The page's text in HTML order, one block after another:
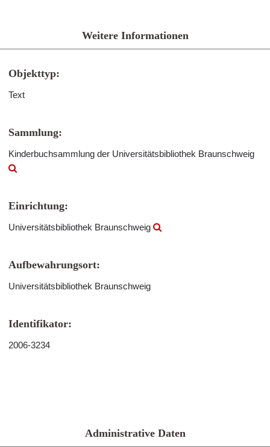
Weitere Informationen
Objekttyp:
Text
Sammlung:
Kinderbuchsammlung der Universitätsbibliothek Braunschweig
Einrichtung:
Universitätsbibliothek Braunschweig
Aufbewahrungsort:
Universitätsbibliothek Braunschweig
Identifikator:
2006-3234
Administrative Daten